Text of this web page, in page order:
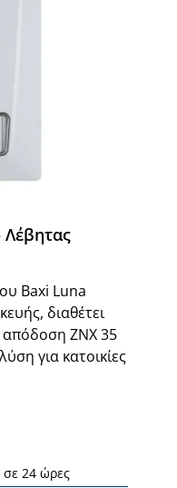
Λέβητας
Baxi Luna
διαθέτει
απόδοση ΖΝΧ 35
για κατοικίες
σε 24 ώρες